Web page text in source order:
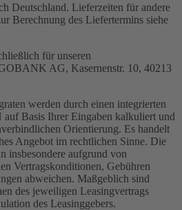
Deutschland. Lieferzeiten für andere
Berechnung des Liefertermins siehe
für unseren
AG, Kasernenstr. 10, 40213
werden durch einen integrierten
auf Basis Ihrer Eingaben kalkuliert und
Orientierung. Es handelt
Angebot im rechtlichen Sinne. Die
insbesondere aufgrund von
Vertragskonditionen, Gebühren
abweichen. Maßgeblich sind
des jeweiligen Leasingvertrags
des Leasinggebers.